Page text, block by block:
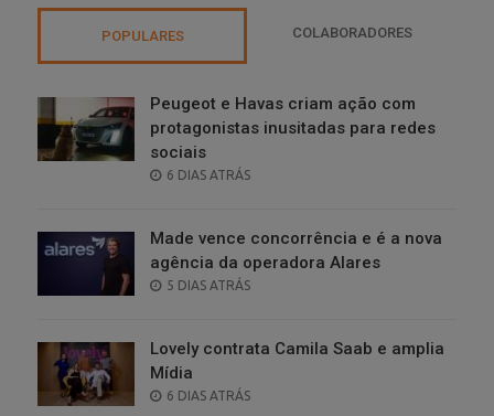
POPULARES COLABORADORES
Peugeot e Havas criam ação com
protagonistas inusitadas para redes
sociais
POSTED
6 DIAS ATRÁS
Made vence concorrência e é a nova
agência da operadora Alares
POSTED
5 DIAS ATRÁS
Lovely contrata Camila Saab e amplia
Mídia
POSTED
6 DIAS ATRÁS